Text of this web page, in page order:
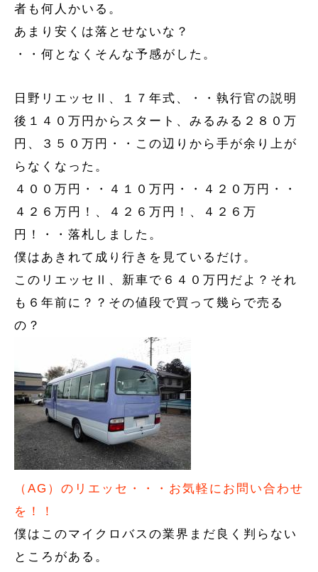
者も何人かいる。
あまり安くは落とせないな？
・・何となくそんな予感がした。
日野リエッセⅡ、１７年式、・・執行官の説明
後１４０万円からスタート、みるみる２８０万
円、３５０万円・・この辺りから手が余り上が
らなくなった。
４００万円・・４１０万円・・４２０万円・・
４２６万円！、４２６万円！、４２６万
円！・・落札しました。
僕はあきれて成り行きを見ているだけ。
このリエッセⅡ、新車で６４０万円だよ？それ
も６年前に？？その値段で買って幾らで売る
の？
（AG）のリエッセ・・・お気軽にお問い合わせ
を！！
僕はこのマイクロバスの業界まだ良く判らない
ところがある。